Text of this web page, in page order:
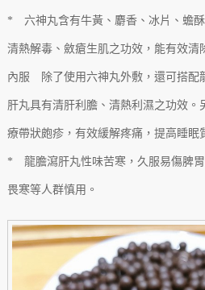
* 六神丸含有牛黃、麝香、冰片、蟾酥
清熱解毒、斂瘡生肌之功效，能有效清
內服 除了使用六神丸外敷，還可搭配
肝丸具有清肝利膽、清熱利濕之功效。
療帶狀皰疹，有效緩解疼痛，提高睡眠
* 龍膽瀉肝丸性味苦寒，久服易傷脾胃
畏寒等人群慎用。